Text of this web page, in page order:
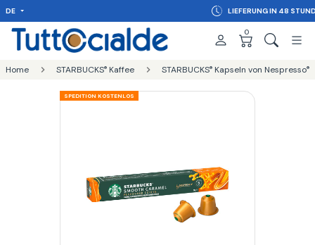
DE LIEFERUNG IN 48 STUNDEN
0
Home STARBUCKS® Kaffee STARBUCKS® Kapseln von Nespresso®
SPEDITION KOSTENLOS